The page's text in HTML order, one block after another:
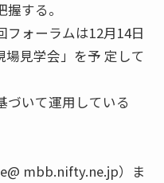
する。
ォーラムは12月14日
場見学会」を予 定して
づいて運用している
mbb.nifty.ne.jp）ま